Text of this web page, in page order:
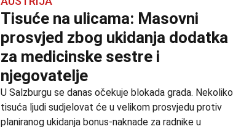
Tisuće na ulicama: Masovni
prosvjed zbog ukidanja dodatka
za medicinske sestre i
njegovatelje
U Salzburgu se danas očekuje blokada grada. Nekoliko
tisuća ljudi sudjelovat će u velikom prosvjedu protiv
planiranog ukidanja bonus-naknade za radnike u